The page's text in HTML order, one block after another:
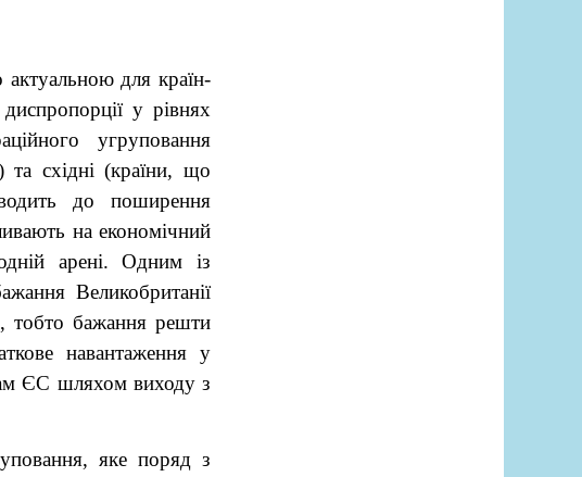
актуальною для країн-
у рівнях
угруповання
та східні (країни, що
до поширення
на економічний
арені. Одним із
Великобританії
тобто бажання решти
навантаження у
ЄС шляхом виходу з
яке поряд з